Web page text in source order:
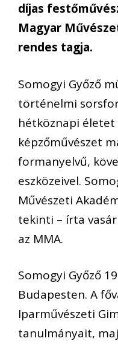
díjas
Magyar
rendes tagja.
Somogyi Győző
történelmi
hétköznapi
képzőművészet
formanyelvű,
eszközeivel.
Művészeti
tekinti – írta
az MMA.
Somogyi Győző
Budapesten. A
Iparművészeti
tanulmányait,